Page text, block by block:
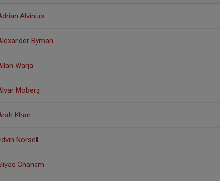
Alvinius
Byman
Wärja
Moberg
Khan
Norsell
Ghanem